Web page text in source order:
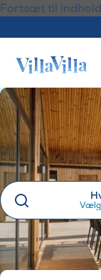
Fortsæt til indhold
Vælg